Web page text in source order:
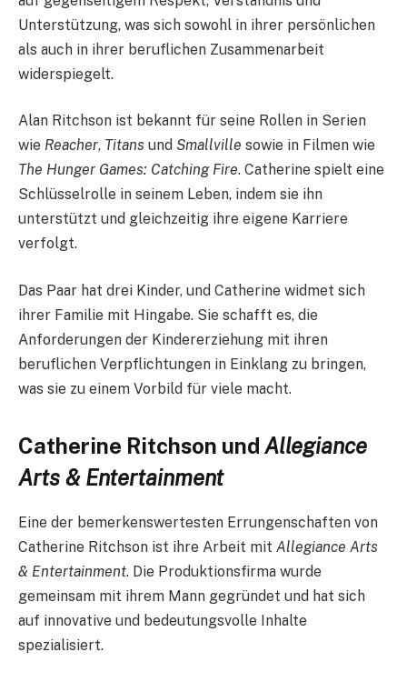
Unterstützung, was sich sowohl in ihrer persönlichen
als auch in ihrer beruflichen Zusammenarbeit
widerspiegelt.
Alan Ritchson ist bekannt für seine Rollen in Serien
wie Reacher, Titans und Smallville sowie in Filmen wie
The Hunger Games: Catching Fire. Catherine spielt eine
Schlüsselrolle in seinem Leben, indem sie ihn
unterstützt und gleichzeitig ihre eigene Karriere
verfolgt.
Das Paar hat drei Kinder, und Catherine widmet sich
ihrer Familie mit Hingabe. Sie schafft es, die
Anforderungen der Kindererziehung mit ihren
beruflichen Verpflichtungen in Einklang zu bringen,
was sie zu einem Vorbild für viele macht.
Catherine Ritchson und Allegiance
Arts & Entertainment
Eine der bemerkenswertesten Errungenschaften von
Catherine Ritchson ist ihre Arbeit mit Allegiance Arts
& Entertainment. Die Produktionsfirma wurde
gemeinsam mit ihrem Mann gegründet und hat sich
auf innovative und bedeutungsvolle Inhalte
spezialisiert.